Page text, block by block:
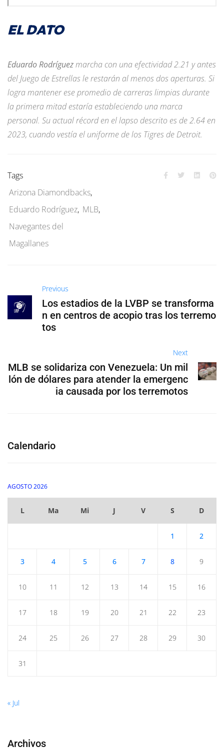
EL DATO
Eduardo Rodríguezmarcha con una efectividad 2.21 y antes
del Juego de Estrellas le restarán al menos dos aperturas. Si
logra mantener ese promedio de carreras limpias durante
la primera mitad estaría estableciendo una marca
personal. Su actual récord en el lapso descrito es de 2.64 en
2023, cuando vestía el uniforme de los Tigres de Detroit.
Tags
Arizona Diamondbacks,
Eduardo Rodríguez, MLB,
Navegantes del
Magallanes
Previous
Los estadios de la LVBP se transforma
n en centros de acopio tras los terremo
tos
Next
MLB se solidariza con Venezuela: Un mil
lón de dólares para atender la emergenc
ia causada por los terremotos
Calendario
AGOSTO 2026
L Ma Mi J V S D
1 2
3 4 5 6 7 8 9
10 11 12 13 14 15 16
17 18 19 20 21 22 23
24 25 26 27 28 29 30
31
« Jul
Archivos